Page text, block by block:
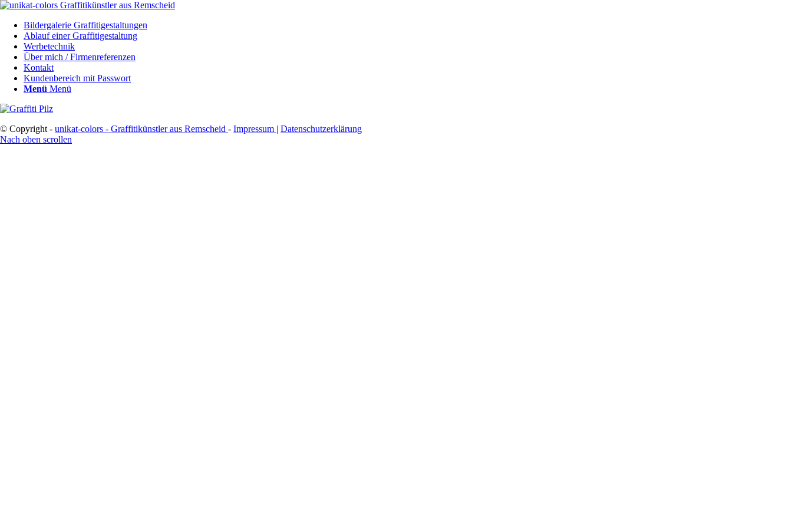
Bildergalerie Graffitigestaltungen
Ablauf einer Graffitigestaltung
Werbetechnik
Über mich / Firmenreferenzen
Kontakt
Kundenbereich mit Passwort
Menü Menü
© Copyright - unikat-colors - Graffitikünstler aus Remscheid - Impressum | Datenschutzerklärung
Nach oben scrollen